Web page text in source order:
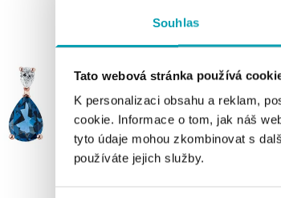
Souhlas
Tato webová stránka používá
K personalizaci obsahu a reklam,
cookie. Informace o tom, jak náš
tyto údaje mohou zkombinovat s
používáte jejich služby.